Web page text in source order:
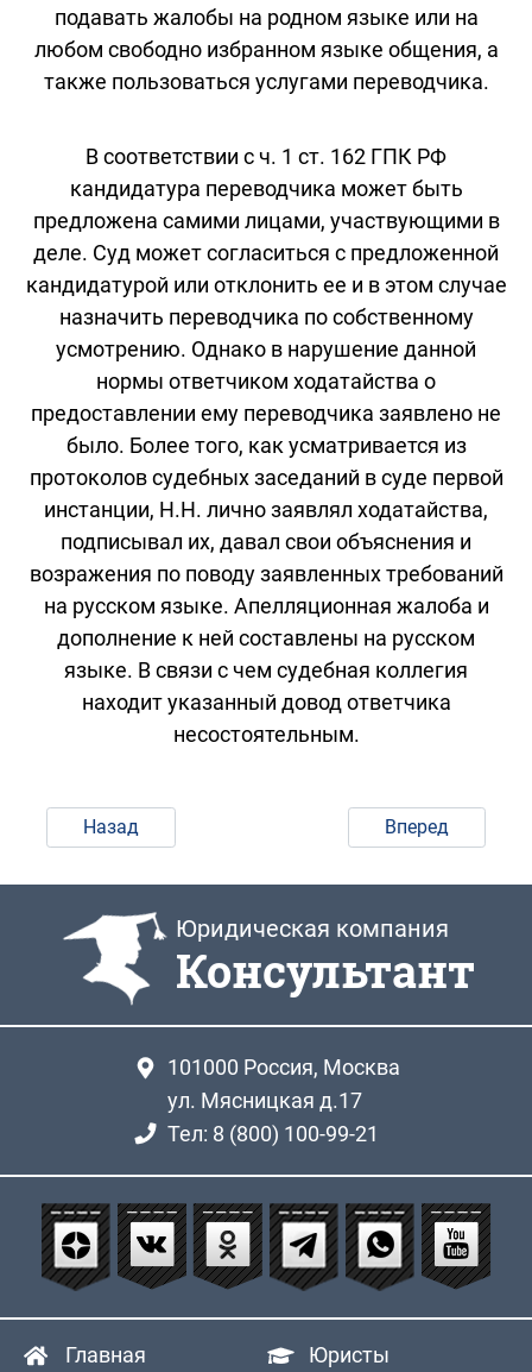
подавать жалобы на родном языке или на
любом свободно избранном языке общения, а
также пользоваться услугами переводчика.
В соответствии с ч. 1 ст. 162 ГПК РФ
кандидатура переводчика может быть
предложена самими лицами, участвующими в
деле. Суд может согласиться с предложенной
кандидатурой или отклонить ее и в этом случае
назначить переводчика по собственному
усмотрению. Однако в нарушение данной
нормы ответчиком ходатайства о
предоставлении ему переводчика заявлено не
было. Более того, как усматривается из
протоколов судебных заседаний в суде первой
инстанции, Н.Н. лично заявлял ходатайства,
подписывал их, давал свои объяснения и
возражения по поводу заявленных требований
на русском языке. Апелляционная жалоба и
дополнение к ней составлены на русском
языке. В связи с чем судебная коллегия
находит указанный довод ответчика
несостоятельным.
Назад Вперед
Юридическая компания
Консультант
101000 Россия, Москва
ул. Мясницкая д.17
Тел: 8 (800) 100-99-21
Главная Юристы